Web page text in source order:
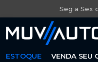
Seg a Sex
ESTOQUE VENDA SEU